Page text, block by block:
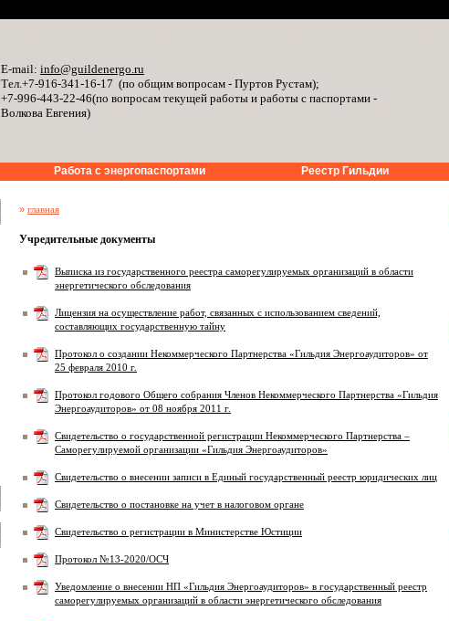
E-mail: info@guildenergo.ru
Тел.+7-916-341-16-17 (по общим вопросам - Пуртов Рустам);
+7-996-443-22-46(по вопросам текущей работы и работы с паспортами -
Волкова Евгения)
Работа с энергопаспортами Реестр Гильдии
» главная
Учредительные документы
Выписка из государственного реестра саморегулируемых организаций в области
энергетического обследования
Лицензия на осуществление работ, связанных с использованием сведений,
составляющих государственную тайну
Протокол о создании Некоммерческого Партнерства «Гильдия Энергоаудиторов» от
25 февраля 2010 г.
Протокол годового Общего собрания Членов Некоммерческого Партнерства «Гильдия
Энергоаудиторов» от 08 ноября 2011 г.
Свидетельство о государственной регистрации Некоммерческого Партнерства –
Саморегулируемой организации «Гильдия Энергоаудиторов»
Свидетельство о внесении записи в Единый государственный реестр юридических лиц
Свидетельство о постановке на учет в налоговом органе
Свидетельство о регистрации в Министерстве Юстиции
Протокол №13-2020/ОСЧ
Уведомление о внесении НП «Гильдия Энергоаудиторов» в государственный реестр
саморегулируемых организаций в области энергетического обследования